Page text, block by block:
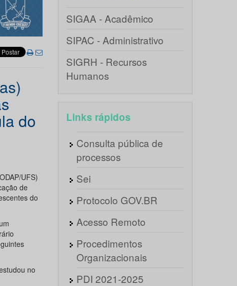
do
UFS)
de
do
no
SIGAA - Acadêmico
SIPAC - Administrativo
SIGRH - Recursos
Humanos
Links rápidos
Consulta pública de
processos
Sei
Protocolo GOV.BR
Acesso Remoto
Procedimentos
Organizacionais
PDI 2021-2025